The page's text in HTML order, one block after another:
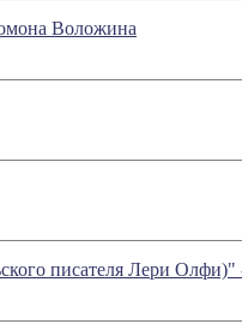
Воложина
писателя Лери